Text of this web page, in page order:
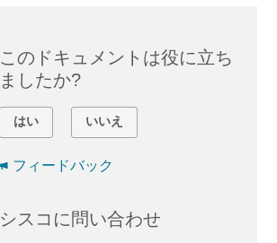
このドキュメントは役に立ち
ましたか?
はい いいえ
フィードバック
シスコに問い合わせ